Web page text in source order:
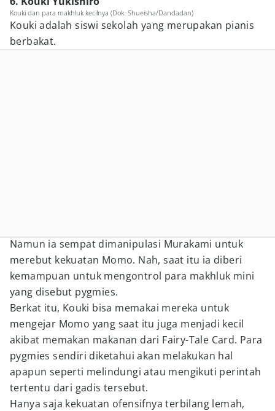
Kouki dan para makhluk kecilnya (Dok. Shueisha/Dandadan)
Kouki adalah siswi sekolah yang merupakan pianis
berbakat.
Namun ia sempat dimanipulasi Murakami untuk
merebut kekuatan Momo. Nah, saat itu ia diberi
kemampuan untuk mengontrol para makhluk mini
yang disebut pygmies.
Berkat itu, Kouki bisa memakai mereka untuk
mengejar Momo yang saat itu juga menjadi kecil
akibat memakan makanan dari Fairy-Tale Card. Para
pygmies sendiri diketahui akan melakukan hal
apapun seperti melindungi atau mengikuti perintah
tertentu dari gadis tersebut.
Hanya saja kekuatan ofensifnya terbilang lemah,